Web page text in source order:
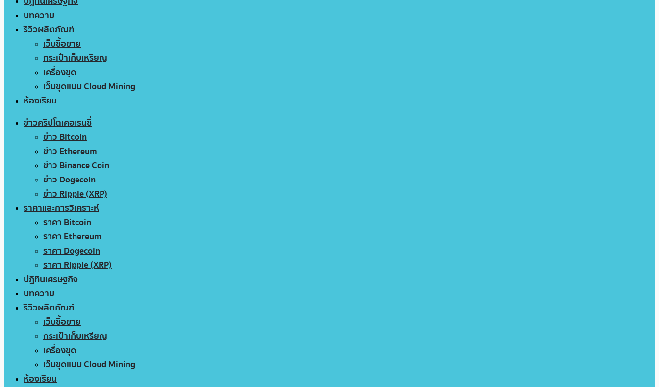
บทความ
รีวิวผลิตภัณฑ์
เว็บซื้อขาย
กระเป๋าเก็บเหรียญ
เครื่องขุด
เว็บขุดแบบ Cloud Mining
ห้องเรียน
ข่าวคริปโตเคอเรนซี่
ข่าว Bitcoin
ข่าว Ethereum
ข่าว Binance Coin
ข่าว Dogecoin
ข่าว Ripple (XRP)
ราคาและการวิเคราะห์
ราคา Bitcoin
ราคา Ethereum
ราคา Dogecoin
ราคา Ripple (XRP)
ปฏิทินเศรษฐกิจ
บทความ
รีวิวผลิตภัณฑ์
เว็บซื้อขาย
กระเป๋าเก็บเหรียญ
เครื่องขุด
เว็บขุดแบบ Cloud Mining
ห้องเรียน